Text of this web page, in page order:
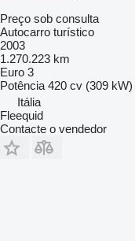
Preço sob consulta
Autocarro turístico
2003
1.270.223 km
Euro 3
Potência 420 cv (309 kW)
Itália
Fleequid
Contacte o vendedor